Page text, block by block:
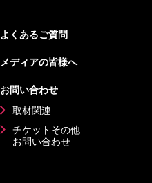
よくあるご質問
メディアの皆様へ
お問い合わせ
取材関連
チケットその他
お問い合わせ